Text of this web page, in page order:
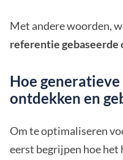
Met andere woorden,
referentie gebaseerde
Hoe
ontdekken en
Om te optimaliseren
eerst begrijpen hoe het